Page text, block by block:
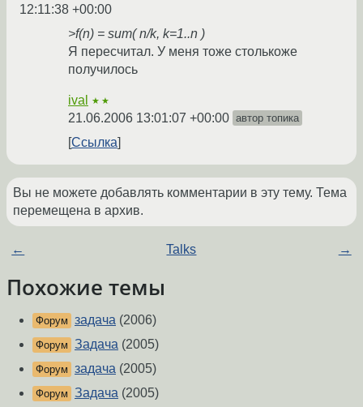
12:11:38 +00:00
>f(n) = sum( n/k, k=1..n )
Я пересчитал. У меня тоже столькоже
получилось
ival ★★
21.06.2006 13:01:07 +00:00 автор топика
Ссылка
Вы не можете добавлять комментарии в эту тему. Тема
перемещена в архив.
← Talks →
Похожие темы
Форум задача (2006)
Форум Задача (2005)
Форум задача (2005)
Форум Задача (2005)